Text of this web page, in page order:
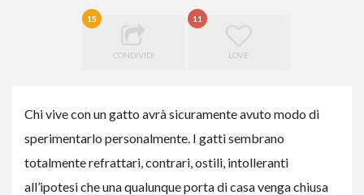
15
CONDIVIDI
11
LOVE
Chi vive con un gatto avrà sicuramente avuto modo di
sperimentarlo personalmente. I gatti sembrano
totalmente refrattari, contrari, ostili, intolleranti
all’ipotesi che una qualunque porta di casa venga chiusa